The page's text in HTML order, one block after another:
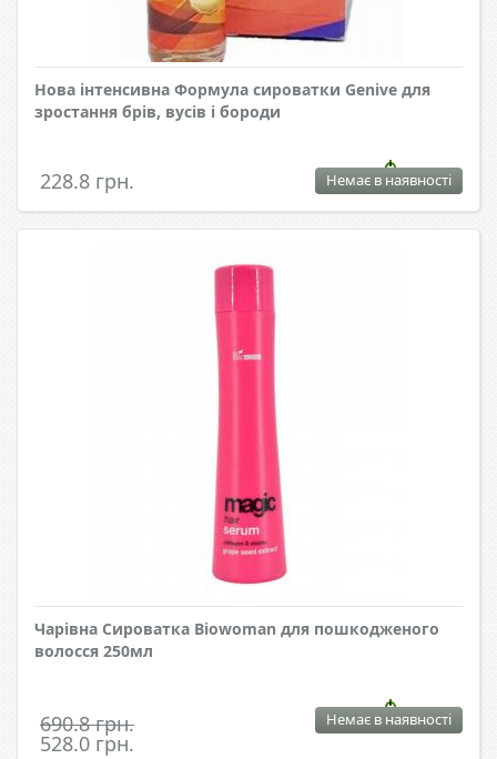
Нова інтенсивна Формула сироватки Genive для
зростання брів, вусів і бороди
228.8 грн. Немає в наявності
Чарівна Сироватка Biowoman для пошкодженого
волосся 250мл
690.8 грн.
528.0 грн.
Немає в наявності